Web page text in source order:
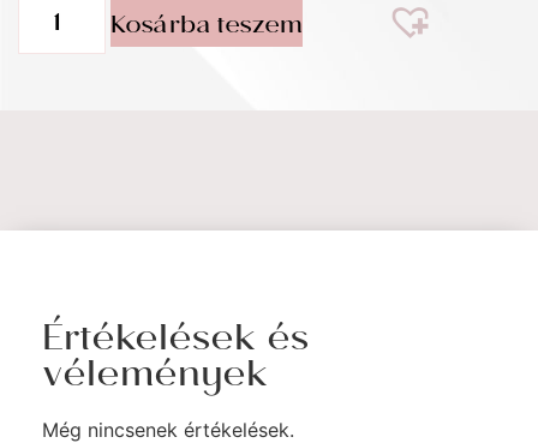
Kosárba teszem
Értékelések és
vélemények
Még nincsenek értékelések.